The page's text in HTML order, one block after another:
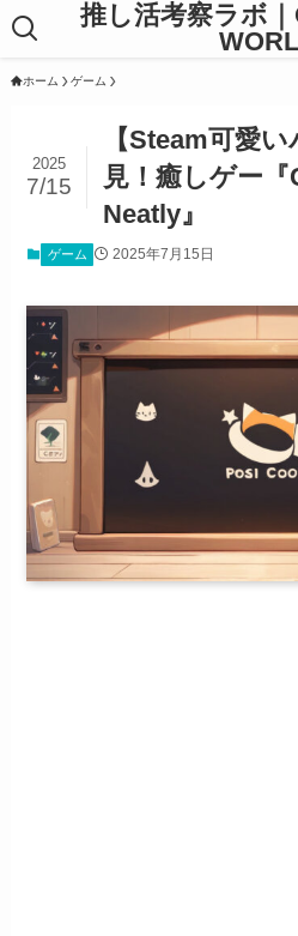
推し活考察ラボ
ホーム ゲーム
【Steam可愛
見！癒しゲー
Neatly』
2025
7/15
ゲーム 2025年7月15日